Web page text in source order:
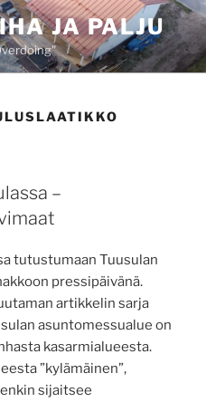
JA PALJU
–
tutustumaan Tuusulan
pressipäivänä.
artikkelin sarja
asuntomessualue on
kasarmialueesta.
”kylämäinen”,
sijaitsee